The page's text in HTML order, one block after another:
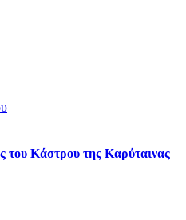
του Κάστρου της Καρύταινας